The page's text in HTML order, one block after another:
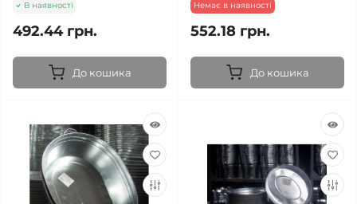
В наявності
492.44 грн.
До кошика
Немає в наявності
552.18 грн.
До кошика